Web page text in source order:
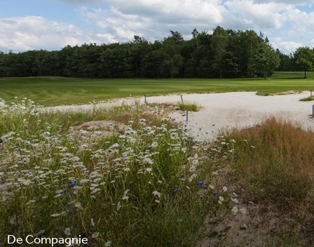
De Compagnie